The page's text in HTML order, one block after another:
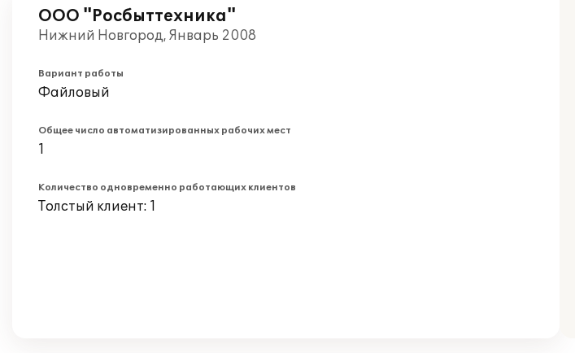
ООО "Росбыттехника"
Нижний Новгород, Январь 2008
Вариант работы
Файловый
Общее число автоматизированных рабочих мест
1
Количество одновременно работающих клиентов
Толстый клиент: 1